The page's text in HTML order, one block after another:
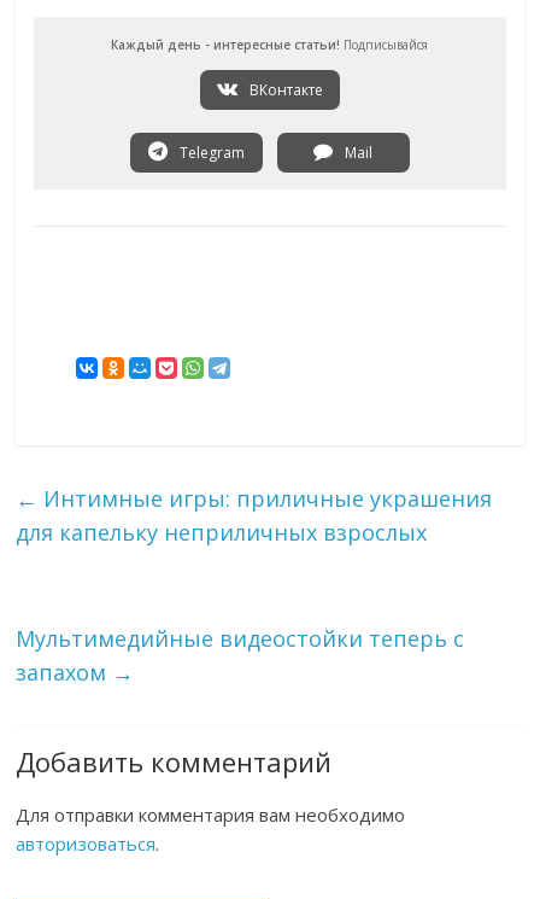
Каждый день - интересные статьи! Подписывайся
ВКонтакте
Telegram Mail
← Интимные игры: приличные украшения
для капельку неприличных взрослых
Мультимедийные видеостойки теперь с
запахом →
Добавить комментарий
Для отправки комментария вам необходимо
авторизоваться.